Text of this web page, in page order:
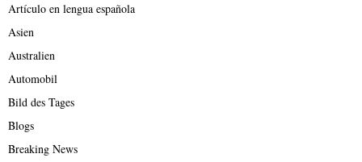
Artículo en lengua española
Asien
Australien
Automobil
Bild des Tages
Blogs
Breaking News